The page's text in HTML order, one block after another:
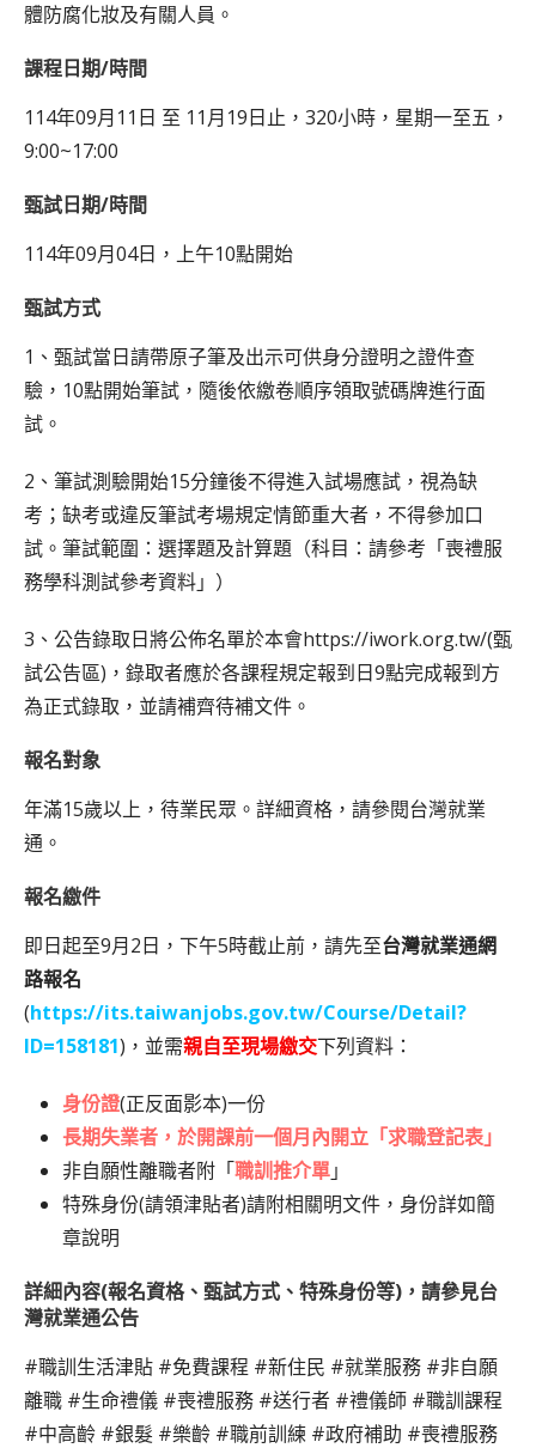
體防腐化妝及有關人員。
課程日期/時間
114年09月11日 至 11月19日止，320小時，星期一至五，
9:00~17:00
甄試日期/時間
114年09月04日，上午10點開始
甄試方式
1、甄試當日請帶原子筆及出示可供身分證明之證件查
驗，10點開始筆試，隨後依繳卷順序領取號碼牌進行面
試。
2、筆試測驗開始15分鐘後不得進入試場應試，視為缺
考；缺考或違反筆試考場規定情節重大者，不得參加口
試。筆試範圍：選擇題及計算題（科目：請參考「喪禮服
務學科測試參考資料」）
3、公告錄取日將公佈名單於本會https://iwork.org.tw/(甄
試公告區)，錄取者應於各課程規定報到日9點完成報到方
為正式錄取，並請補齊待補文件。
報名對象
年滿15歲以上，待業民眾。詳細資格，請參閱台灣就業
通。
報名繳件
即日起至9月2日，下午5時截止前，請先至台灣就業通網
路報名
(https://its.taiwanjobs.gov.tw/Course/Detail?
ID=158181)，並需親自至現場繳交下列資料：
身份證(正反面影本)一份
長期失業者，於開課前一個月內開立「求職登記表」
非自願性離職者附「職訓推介單」
特殊身份(請領津貼者)請附相關明文件，身份詳如簡
章說明
詳細內容(報名資格、甄試方式、特殊身份等)，請參見台
灣就業通公告
#職訓生活津貼 #免費課程 #新住民 #就業服務 #非自願
離職 #生命禮儀 #喪禮服務 #送行者 #禮儀師 #職訓課程
#中高齡 #銀髮 #樂齡 #職前訓練 #政府補助 #喪禮服務